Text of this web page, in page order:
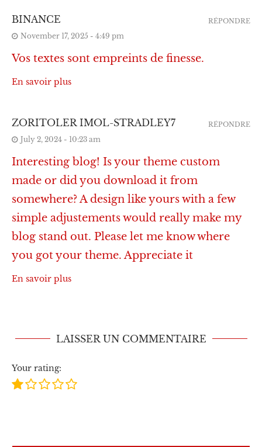
BINANCE
November 17, 2025 - 4:49 pm
Vos textes sont empreints de finesse.
En savoir plus
RÉPONDRE
ZORITOLER IMOL-STRADLEY7
July 2, 2024 - 10:23 am
Interesting blog! Is your theme custom
made or did you download it from
somewhere? A design like yours with a few
simple adjustements would really make my
blog stand out. Please let me know where
you got your theme. Appreciate it
En savoir plus
RÉPONDRE
LAISSER UN COMMENTAIRE
Your rating: